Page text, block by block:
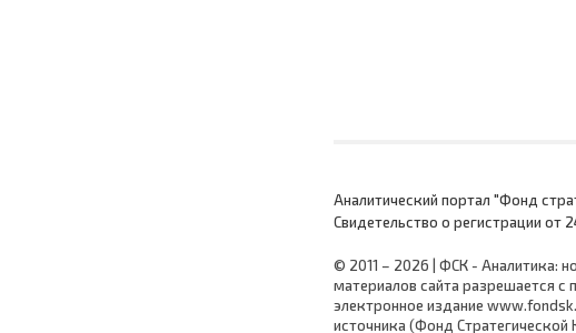
Аналитический портал "Фонд
Cвидетельство о регистрации
© 2011 – 2026 | ФСК - Аналитика:
материалов сайта разрешается с
электронное издание
источника (Фонд Стратегической